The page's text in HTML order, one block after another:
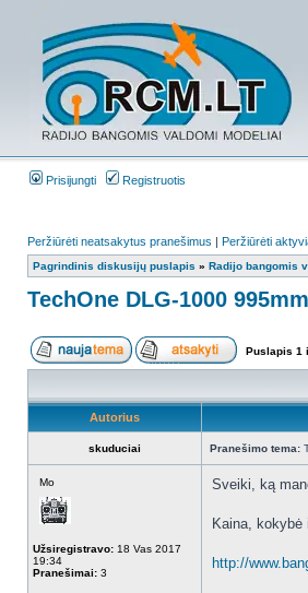
Prisijungti Registruotis
Peržiūrėti neatsakytus pranešimus | Peržiūrėti
Pagrindinis diskusijų puslapis » Radijo bangomis
TechOne DLG-1000
Puslapis 1
Autorius
skuduciai Pranešimo tema:
Mo
Užsiregistravo: 18 Vas 2017
19:34
Pranešimai: 3
Sveiki, ką
Kaina, kokybė
http://